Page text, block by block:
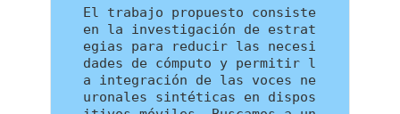
El trabajo propuesto consiste
en la investigación de estrat
egias para reducir las necesi
dades de cómputo y permitir l
a integración de las voces ne
uronales sintéticas en dispos